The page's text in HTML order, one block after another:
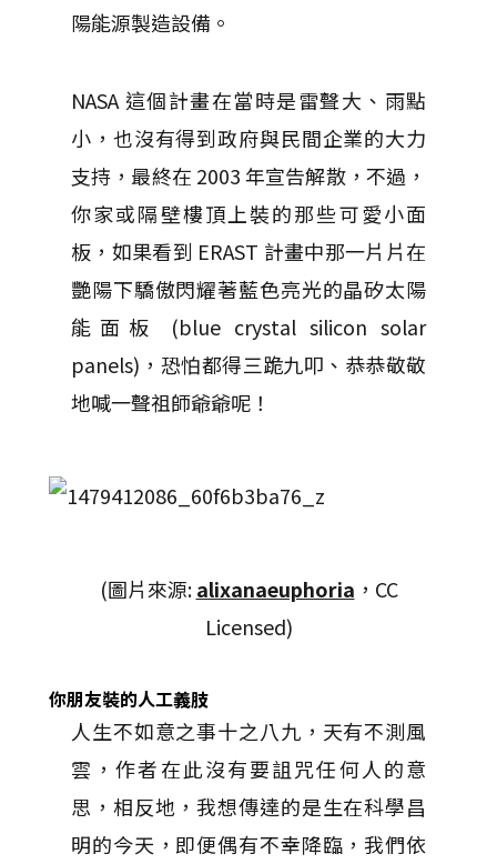
陽能源製造設備。
NASA 這個計畫在當時是雷聲大、雨點
小，也沒有得到政府與民間企業的大力
支持，最終在 2003 年宣告解散，不過，
你家或隔壁樓頂上裝的那些可愛小面
板，如果看到 ERAST 計畫中那一片片在
艷陽下驕傲閃耀著藍色亮光的晶矽太陽
能面板 (blue crystal silicon solar
panels)，恐怕都得三跪九叩、恭恭敬敬
地喊一聲祖師爺爺呢！
(圖片來源:alixanaeuphoria ，CC
Licensed)
你朋友裝的人工義肢
人生不如意之事十之八九，天有不測風
雲，作者在此沒有要詛咒任何人的意
思，相反地，我想傳達的是生在科學昌
明的今天，即便偶有不幸降臨，我們依